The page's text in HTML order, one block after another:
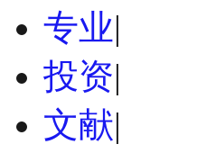
专业|
投资|
文献|